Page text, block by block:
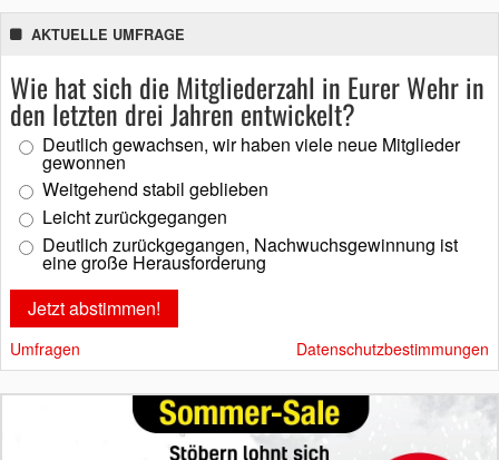
AKTUELLE UMFRAGE
Wie hat sich die Mitgliederzahl in Eurer Wehr in
den letzten drei Jahren entwickelt?
Deutlich gewachsen, wir haben viele neue Mitglieder
gewonnen
Weitgehend stabil geblieben
Leicht zurückgegangen
Deutlich zurückgegangen, Nachwuchsgewinnung ist
eine große Herausforderung
Umfragen Datenschutzbestimmungen